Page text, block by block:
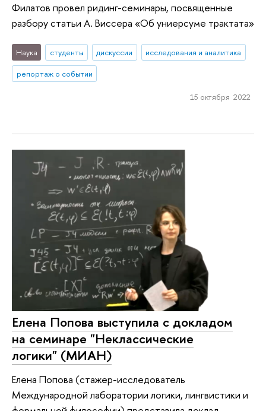
Филатов провел ридинг-семинары, посвященные
разбору статьи А. Виссера «Об униерсуме трактата»
Наука студенты дискуссии
исследования и аналитика
репортаж о событии
15 октября 2022
Елена Попова выступила с докладом
на семинаре "Неклассические
логики" (МИАН)
Елена Попова (стажер-исследователь
Международной лаборатории логики, лингвистики и